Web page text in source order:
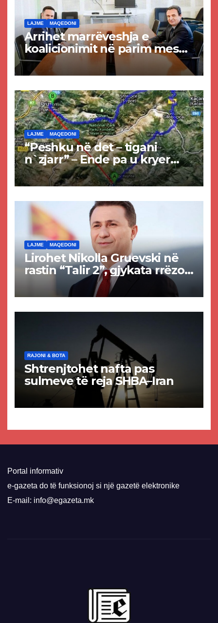
LAJME MAQEDONI
Arrihet marrëveshja e
koalicionimit në parim mes
Kurtit dhe Abdixhikut
LAJME MAQEDONI
“Peshku në det – tigani
n`zjarr” – Ende pa u kryer
projekti i tunelit, komuna e
Tetovës nis punimet për
LAJME MAQEDONI
Lirohet Nikolla Gruevski në
rastin “Talir 2”, gjykata rrëzon
akuzat për ndërtimin e
paligjshëm të selisë së
RAJONI & BOTA
Shtrenjtohet nafta pas
sulmeve të reja SHBA–Iran
Portal informativ
e-gazeta do të funksionoj si një gazetë elektronike
E-mail: info@egazeta.mk